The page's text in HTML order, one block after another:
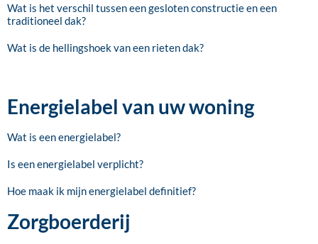
Wat is het verschil tussen een gesloten constructie en een
traditioneel dak?
Wat is de hellingshoek van een rieten dak?
Energielabel van uw woning
Wat is een energielabel?
Is een energielabel verplicht?
Hoe maak ik mijn energielabel definitief?
Zorgboerderij